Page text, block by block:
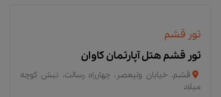
تور قشم
تور قشم هتل آپارتمان کاوان
قشم، خیابان ولیعصر، چهارراه رسالت، نبش کوچه
میلاد